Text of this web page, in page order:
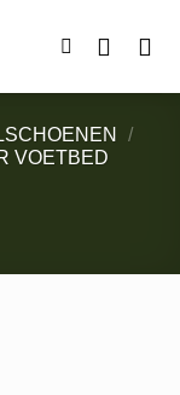
/
VOETBED